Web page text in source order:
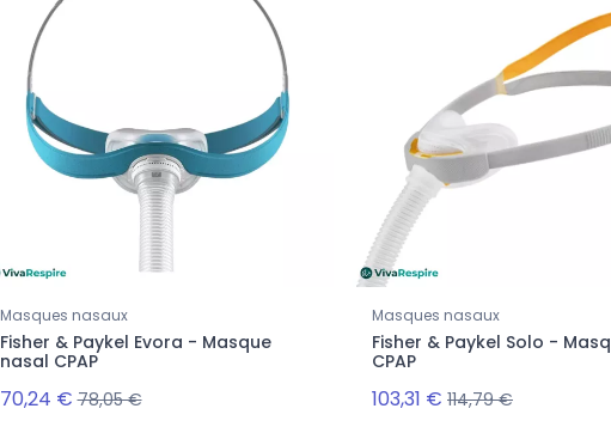
Masques nasaux
Fisher & Paykel Evora - Masque
nasal CPAP
70,24 € 78,05 €
Masques nasaux
Fisher & Paykel Solo -
CPAP
103,31 € 114,79 €